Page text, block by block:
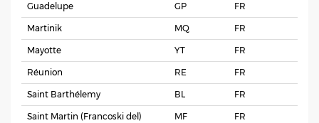
Guadelupe GP FR
Martinik MQ FR
Mayotte YT FR
Réunion RE FR
Saint Barthélemy BL FR
Saint Martin (Francoski del) MF FR